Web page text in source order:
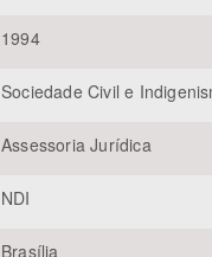
1994
Sociedade Civil e
Assessoria Jurídica
NDI
Brasília